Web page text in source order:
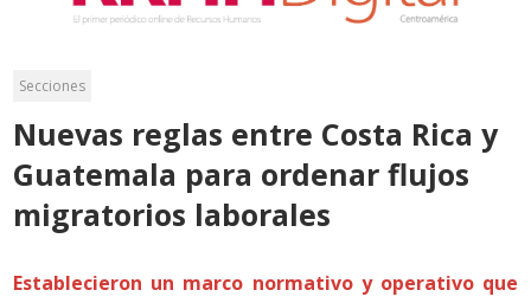
Secciones
Nuevas reglas entre Costa Rica y
Guatemala para ordenar flujos
migratorios laborales
Establecieron un marco normativo y operativo que